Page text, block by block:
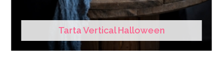
Tarta Vertical Halloween